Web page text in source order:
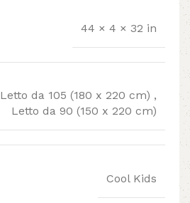
44 × 4 × 32 in
Letto da 105 (180 x 220 cm) ,
Letto da 90 (150 x 220 cm)
Cool Kids